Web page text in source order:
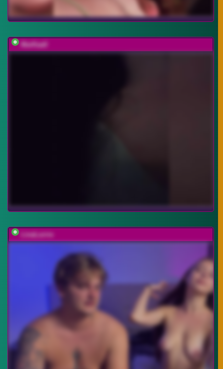
MarKaa0
LinaLurrre